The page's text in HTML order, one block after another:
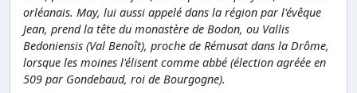
orléanais. May, lui aussi appelé dans la région par l'évêque
Jean, prend la tête du monastère de Bodon, ou Vallis
Bedoniensis (Val Benoît), proche de Rémusat dans la Drôme,
lorsque les moines l'élisent comme abbé (élection agréée en
509 par Gondebaud, roi de Bourgogne).